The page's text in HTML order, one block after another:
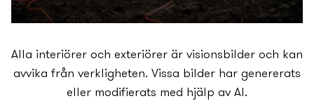
Alla interiörer och exteriörer är visionsbilder och kan
avvika från verkligheten. Vissa bilder har genererats
eller modifierats med hjälp av AI.